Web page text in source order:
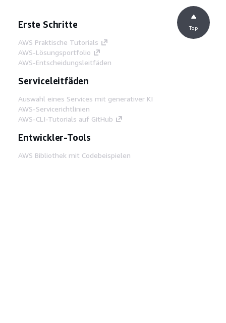
Erste Schritte
AWS Praktische Tutorials
AWS-Lösungsportfolio
AWS-Entscheidungsleitfäden
Serviceleitfäden
Auswahl eines Services mit generativer KI
AWS-Servicerichtlinien
AWS-CLI-Tutorials auf GitHub
Entwickler-Tools
AWS Bibliothek mit Codebeispielen
Top